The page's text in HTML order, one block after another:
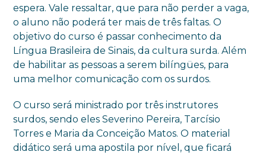
espera. Vale ressaltar, que para não perder a vaga,
o aluno não poderá ter mais de três faltas. O
objetivo do curso é passar conhecimento da
Língua Brasileira de Sinais, da cultura surda. Além
de habilitar as pessoas a serem bilíngües, para
uma melhor comunicação com os surdos.
O curso será ministrado por três instrutores
surdos, sendo eles Severino Pereira, Tarcísio
Torres e Maria da Conceição Matos. O material
didático será uma apostila por nível, que ficará